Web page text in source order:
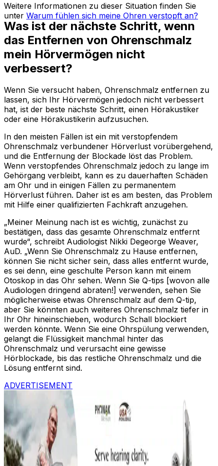
Weitere Informationen zu dieser Situation finden Sie
unter Warum fühlen sich meine Ohren verstopft an?
Was ist der nächste Schritt, wenn
das Entfernen von Ohrenschmalz
mein Hörvermögen nicht
verbessert?
Wenn Sie versucht haben, Ohrenschmalz entfernen zu
lassen, sich Ihr Hörvermögen jedoch nicht verbessert
hat, ist der beste nächste Schritt, einen Hörakustiker
oder eine Hörakustikerin aufzusuchen.
In den meisten Fällen ist ein mit verstopfendem
Ohrenschmalz verbundener Hörverlust vorübergehend,
und die Entfernung der Blockade löst das Problem.
Wenn verstopfendes Ohrenschmalz jedoch zu lange im
Gehörgang verbleibt, kann es zu dauerhaften Schäden
am Ohr und in einigen Fällen zu permanentem
Hörverlust führen. Daher ist es am besten, das Problem
mit Hilfe einer qualifizierten Fachkraft anzugehen.
„Meiner Meinung nach ist es wichtig, zunächst zu
bestätigen, dass das gesamte Ohrenschmalz entfernt
wurde“, schreibt Audiologist Nikki Degeorge Weaver,
AuD. „Wenn Sie Ohrenschmalz zu Hause entfernen,
können Sie nicht sicher sein, dass alles entfernt wurde,
es sei denn, eine geschulte Person kann mit einem
Otoskop in das Ohr sehen. Wenn Sie Q-tips [wovon alle
Audiologen dringend abraten!] verwenden, sehen Sie
möglicherweise etwas Ohrenschmalz auf dem Q-tip,
aber Sie könnten auch weiteres Ohrenschmalz tiefer in
Ihr Ohr hineinschieben, wodurch Schall blockiert
werden könnte. Wenn Sie eine Ohrspülung verwenden,
gelangt die Flüssigkeit manchmal hinter das
Ohrenschmalz und verursacht eine gewisse
Hörblockade, bis das restliche Ohrenschmalz und die
Lösung entfernt sind.
ADVERTISEMENT